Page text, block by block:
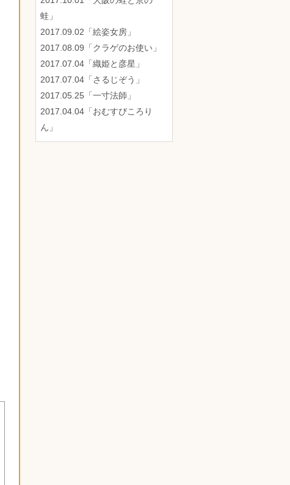
蛙」
2017.09.02「絵姿女房」
2017.08.09「クラゲのお使い」
2017.07.04「織姫と彦星」
2017.07.04「さるじぞう」
2017.05.25「一寸法師」
2017.04.04「おむすびころり
ん」